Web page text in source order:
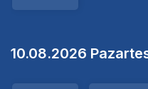
10.08.2026